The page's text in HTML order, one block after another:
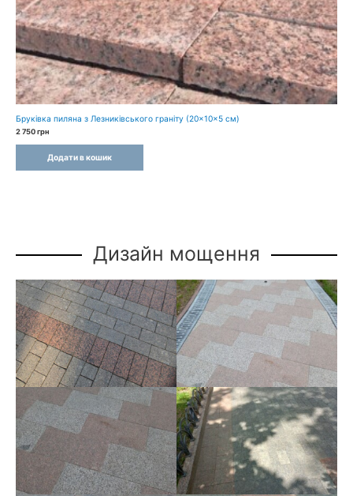
Бруківка пиляна з Лезниківського граніту (20×10×5 см)
2 750грн
Додати в кошик
Дизайн мощення